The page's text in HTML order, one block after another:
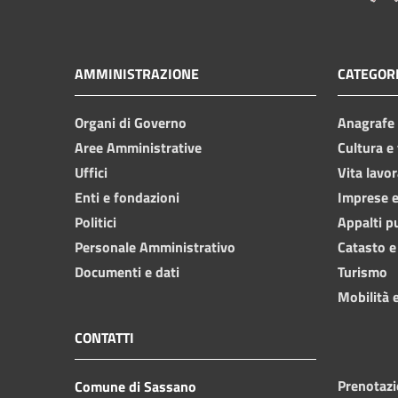
AMMINISTRAZIONE
Organi di Governo
Aree Amministrative
Uffici
Enti e fondazioni
Politici
Personale Amministrativo
Documenti e dati
Cultura
Vita
Imprese
Appalti
Catasto
Turismo
Mobilità
CONTATTI
Comune di Sassano